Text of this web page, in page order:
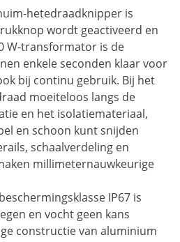
hetedraadknipper is
wordt geactiveerd en
W-transformator is de
enkele seconden klaar voor
bij continu gebruik. Bij het
moeiteloos langs de
en het isolatiemateriaal,
en schoon kunt snijden
schaalverdeling en
millimeternauwkeurige
IP67 is
en vocht geen kans
constructie van aluminium